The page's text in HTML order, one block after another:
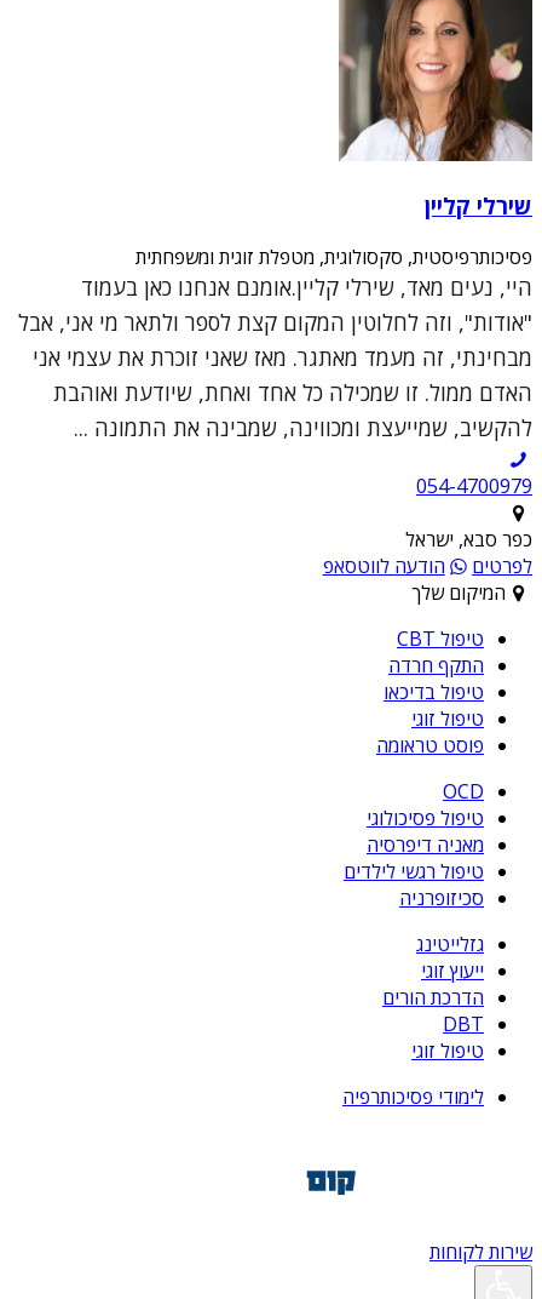
שירלי קליין
פסיכותרפיסטית, סקסולוגית, מטפלת זוגית ומשפחתית
היי, נעים מאד, שירלי קליין.אומנם אנחנו כאן בעמוד
"אודות", וזה לחלוטין המקום קצת לספר ולתאר מי אני, אבל
מבחינתי, זה מעמד מאתגר. מאז שאני זוכרת את עצמי אני
האדם ממול. זו שמכילה כל אחד ואחת, שיודעת ואוהבת
להקשיב, שמייעצת ומכווינה, שמבינה את התמונה ...
054-4700979
כפר סבא, ישראל
לפרטים
הודעה לווטסאפ
המיקום שלך
טיפול CBT
התקף חרדה
טיפול בדיכאו
טיפול זוגי
פוסט טראומה
OCD
טיפול פסיכולוגי
מאניה דיפרסיה
טיפול רגשי לילדים
סכיזופרניה
גזלייטינג
ייעוץ זוגי
הדרכת הורים
DBT
טיפול זוגי
לימודי פסיכותרפיה
שירות לקוחות